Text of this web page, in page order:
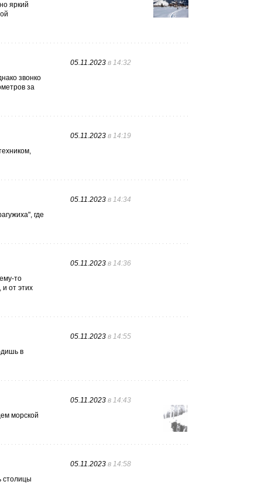
яркий
звонко
за
05.11.2023 в 14:32
05.11.2023 в 14:19
где
05.11.2023 в 14:34
то
и от этих
05.11.2023 в 14:36
в
05.11.2023 в 14:55
морской
05.11.2023 в 14:43
столицы
05.11.2023 в 14:58